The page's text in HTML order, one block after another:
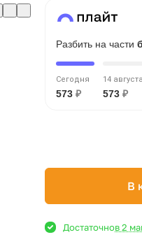
Разбить на части
Сегодня
573 ₽
14 августа
573 ₽
В
Достаточнов 2